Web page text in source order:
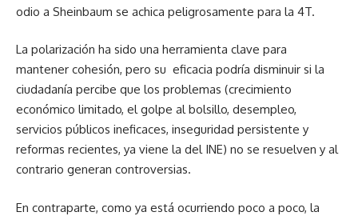
odio a Sheinbaum se achica peligrosamente para la 4T.
La polarización ha sido una herramienta clave para
mantener cohesión, pero su eficacia podría disminuir si la
ciudadanía percibe que los problemas (crecimiento
económico limitado, el golpe al bolsillo, desempleo,
servicios públicos ineficaces, inseguridad persistente y
reformas recientes, ya viene la del INE) no se resuelven y al
contrario generan controversias.
En contraparte, como ya está ocurriendo poco a poco, la